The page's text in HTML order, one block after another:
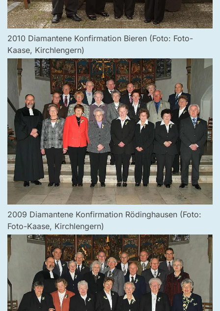
2010 Diamantene Konfirmation Bieren (Foto: Foto-
Kaase, Kirchlengern)
2009 Diamantene Konfirmation Rödinghausen (Foto:
Foto-Kaase, Kirchlengern)